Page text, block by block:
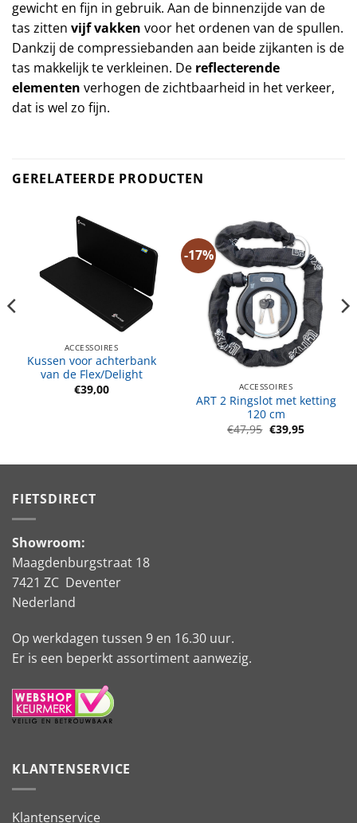
gewicht en fijn in gebruik. Aan de binnenzijde van de
tas zitten vijf vakken voor het ordenen van de spullen.
Dankzij de compressiebanden aan beide zijkanten is de
tas makkelijk te verkleinen. De reflecterende
elementen verhogen de zichtbaarheid in het verkeer,
dat is wel zo fijn.
GERELATEERDE PRODUCTEN
ACCESSOIRES
Kussen voor achterbank
van de Flex/Delight
€39,00
-17%
ACCESSOIRES
ART 2 Ringslot met ketting
120 cm
€47,95 Oorspronkelijke
prijs
€39,95Huidige
prijs
FIETSDIRECT
Showroom:
Maagdenburgstraat 18
7421 ZC Deventer
Nederland
Op werkdagen tussen 9 en 16.30 uur.
Er is een beperkt assortiment aanwezig.
KLANTENSERVICE
Klantenservice